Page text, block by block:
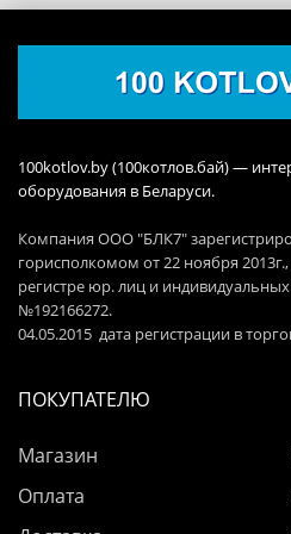
100kotlov.by (100котлов.бай) —
оборудования в Беларуси.
Компания ООО "БЛК7"
горисполкомом от 22 ноября
регистре юр. лиц и
№192166272.
04.05.2015 дата регистрации в
ПОКУПАТЕЛЮ
Магазин
Оплата